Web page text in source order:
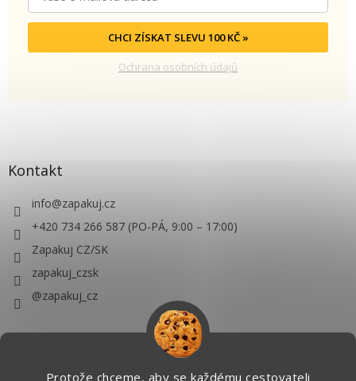
Protože chceme, aby se každému cestovateli
CHCI ZÍSKAT SLEVU 100 KČ »
Ochrana osobních údajů
Kontakt
info@zapakuj.cz
+420 734 266 587 (PO-PÁ, 9:00 – 17:00)
Zapakuj CZ/SK
zapakuj_czsk
@zapakuj_cz